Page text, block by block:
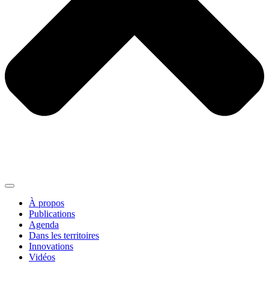
À propos
Publications
Agenda
Dans les territoires
Innovations
Vidéos